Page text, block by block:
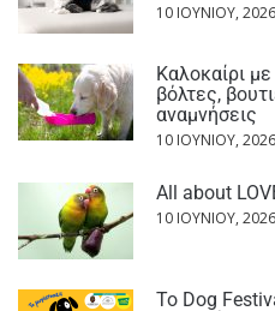
10 ΙΟΥΝΊΟΥ, 2026
Καλοκαίρι
βόλτες,
αναμνήσεις
10 ΙΟΥΝΊΟΥ, 2026
All about
10 ΙΟΥΝΊΟΥ, 2026
Το Dog